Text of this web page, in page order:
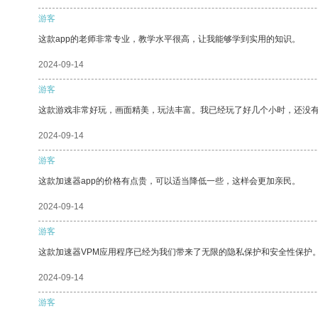
游客
这款app的老师非常专业，教学水平很高，让我能够学到实用的知识。
2024-09-14
游客
这款游戏非常好玩，画面精美，玩法丰富。我已经玩了好几个小时，还没有
2024-09-14
游客
这款加速器app的价格有点贵，可以适当降低一些，这样会更加亲民。
2024-09-14
游客
这款加速器VPM应用程序已经为我们带来了无限的隐私保护和安全性保护。
2024-09-14
游客